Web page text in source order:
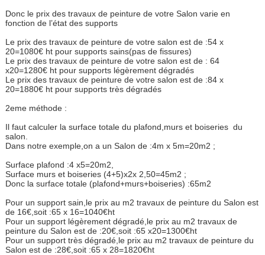
Donc le prix des travaux de peinture de votre Salon varie en
fonction de l’état des supports
Le prix des travaux de peinture de votre salon est de :54 x
20=1080€ ht pour supports sains(pas de fissures)
Le prix des travaux de peinture de votre salon est de : 64
x20=1280€ ht pour supports légèrement dégradés
Le prix des travaux de peinture de votre salon est de :84 x
20=1880€ ht pour supports très dégradés
2eme méthode :
Il faut calculer la surface totale du plafond,murs et boiseries du
salon.
Dans notre exemple,on a un Salon de :4m x 5m=20m2 ;
Surface plafond :4 x5=20m2,
Surface murs et boiseries (4+5)x2x 2,50=45m2 ;
Donc la surface totale (plafond+murs+boiseries) :65m2
Pour un support sain,le prix au m2 travaux de peinture du Salon est
de 16€,soit :65 x 16=1040€ht
Pour un support légèrement dégradé,le prix au m2 travaux de
peinture du Salon est de :20€,soit :65 x20=1300€ht
Pour un support très dégradé,le prix au m2 travaux de peinture du
Salon est de :28€,soit :65 x 28=1820€ht